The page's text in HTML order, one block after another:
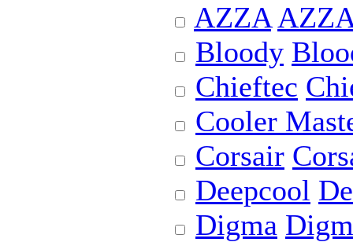
AZZA
Bloody
Chieftec
Cooler
Corsair
Deepcool
Digma